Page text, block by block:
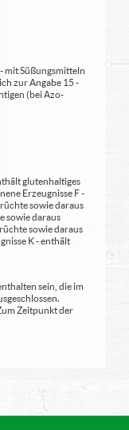
mit Süßungsmitteln
zur Angabe 15 -
(bei Azo-
glutenhaltiges
Erzeugnisse F -
sowie daraus
sowie daraus
sowie daraus
K - enthält
sein, die im
Zeitpunkt der